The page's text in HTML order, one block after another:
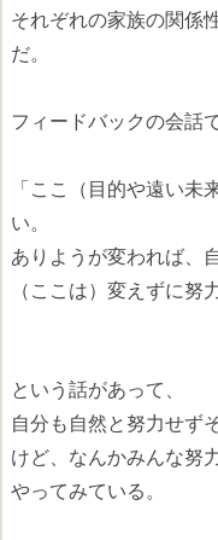
それぞれの家族の関係
だ。
フィードバックの会話
「ここ（目的や遠い
い。
ありようが変われば、
（ここは）変えずに努
という話があって、
自分も自然と努力せず
けど、なんかみんな努
やってみている。